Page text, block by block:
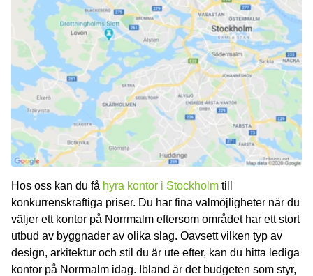
Hos oss kan du få hyra kontor i Stockholm till
konkurrenskraftiga priser. Du har fina valmöjligheter när du
väljer ett kontor på Norrmalm eftersom området har ett stort
utbud av byggnader av olika slag. Oavsett vilken typ av
design, arkitektur och stil du är ute efter, kan du hitta lediga
kontor på Norrmalm idag. Ibland är det budgeten som styr,